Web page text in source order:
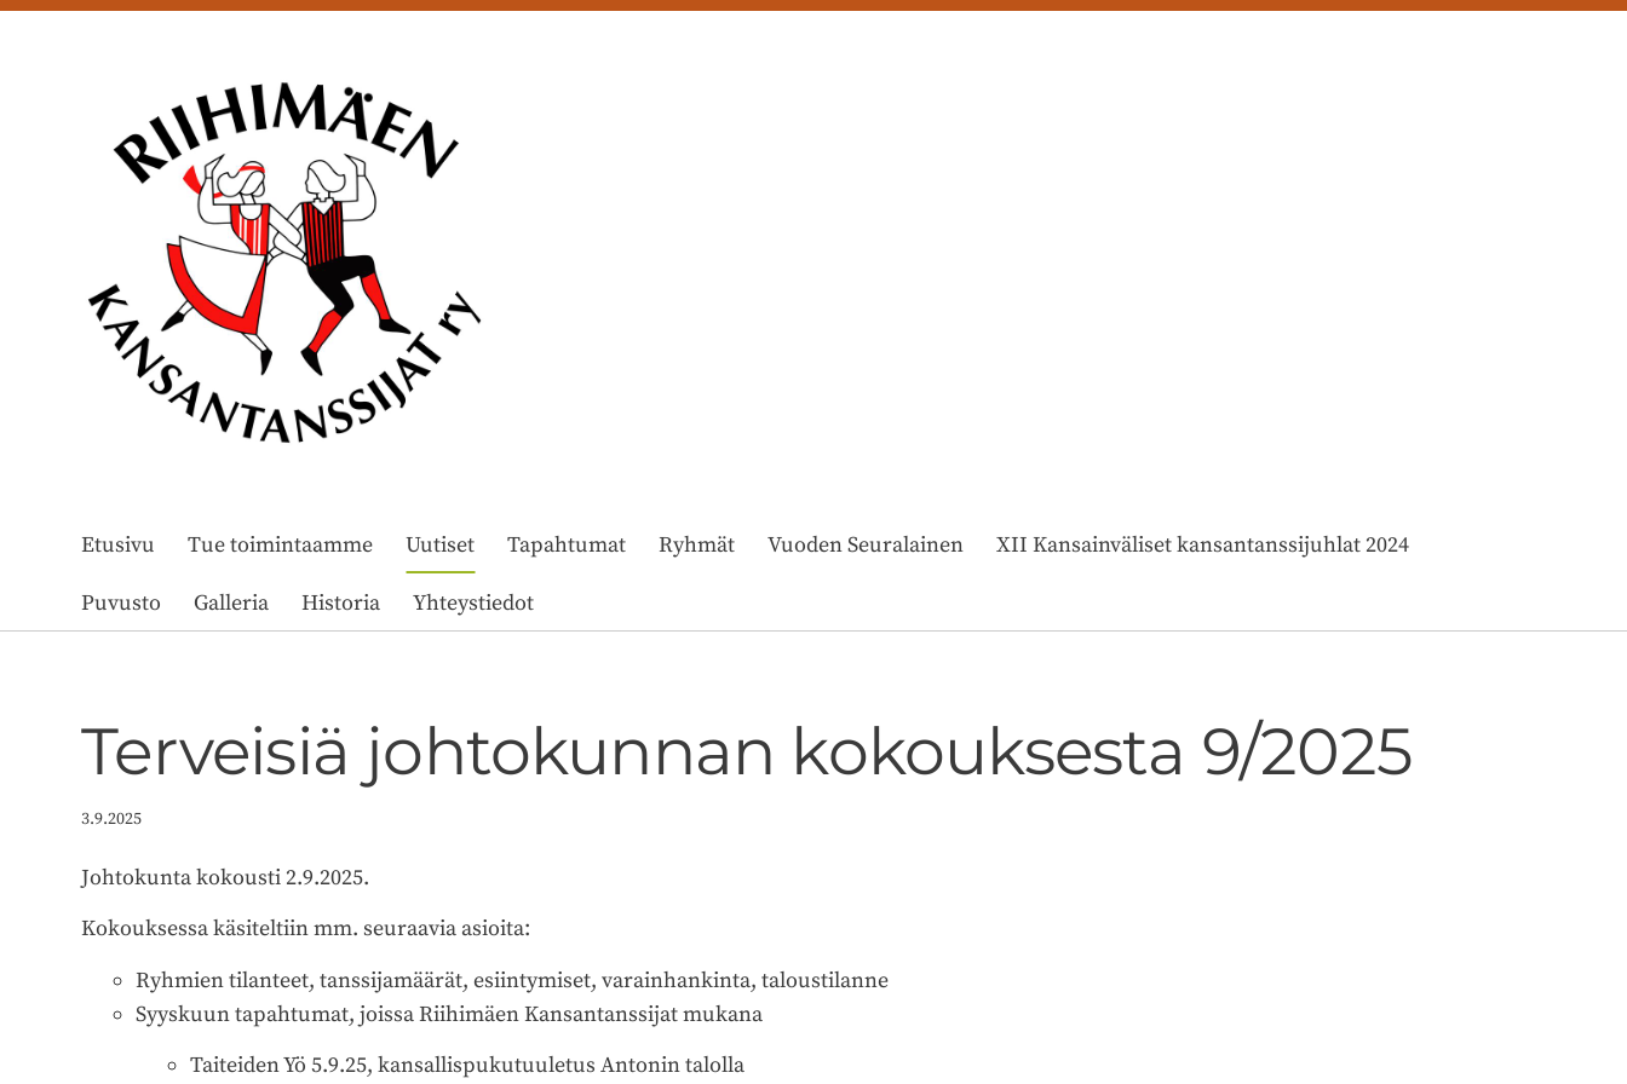
Riihimäen Kansantanssijat ry
Etusivu Tue toimintaamme Uutiset Tapahtumat Ryhmät Vuoden Seuralainen XII Kansainväliset kansantanssijuhlat 2024
Puvusto Galleria Historia Yhteystiedot
Terveisiä johtokunnan kokouksesta 9/2025
3.9.2025
Johtokunta kokousti 2.9.2025.
Kokouksessa käsiteltiin mm. seuraavia asioita:
Ryhmien tilanteet, tanssijamäärät, esiintymiset, varainhankinta, taloustilanne
Syyskuun tapahtumat, joissa Riihimäen Kansantanssijat mukana
Taiteiden Yö 5.9.25, kansallispukutuuletus Antonin talolla